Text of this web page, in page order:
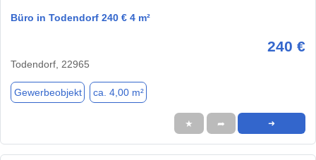
Büro in Todendorf 240 € 4 m²
240 €
Todendorf, 22965
Gewerbeobjekt ca. 4,00 m²
★ ➦ ➜